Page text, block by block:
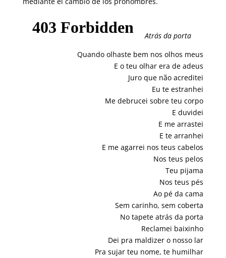
Atrás da porta
Quando olhaste bem nos olhos meus
E o teu olhar era de adeus
Juro que não acreditei
Eu te estranhei
Me debrucei sobre teu corpo
E duvidei
E me arrastei
E te arranhei
E me agarrei nos teus cabelos
Nos teus pelos
Teu pijama
Nos teus pés
Ao pé da cama
Sem carinho, sem coberta
No tapete atrás da porta
Reclamei baixinho
Dei pra maldizer o nosso lar
Pra sujar teu nome, te humilhar